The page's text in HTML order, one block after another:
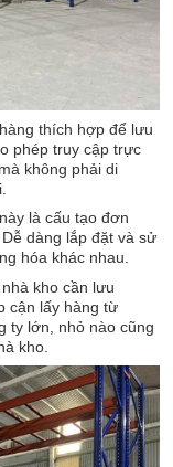
thích hợp để lưu
phép truy cập trực
không phải di
là cấu tạo đơn
dàng lắp đặt và sử
hóa khác nhau.
kho cần lưu
cận lấy hàng từ
ty lớn, nhỏ nào cũng
kho.